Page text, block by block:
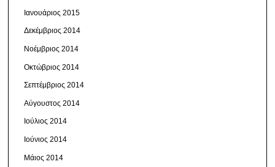
Ιανουάριος 2015
Δεκέμβριος 2014
Νοέμβριος 2014
Οκτώβριος 2014
Σεπτέμβριος 2014
Αύγουστος 2014
Ιούλιος 2014
Ιούνιος 2014
Μάιος 2014